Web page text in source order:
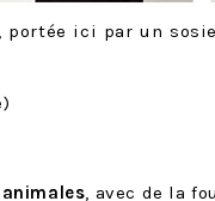
portée ici par un
, avec de la